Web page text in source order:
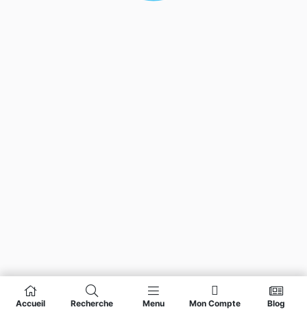
Accueil Recherche Menu Mon Compte Blog